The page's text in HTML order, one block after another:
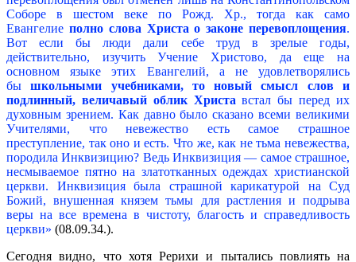
Соборе в шестом веке по Рожд. Хр., тогда как само
Евангелие полно слова Христа о законе перевоплощения.
Вот если бы люди дали себе труд в зрелые годы,
действительно, изучить Учение Христово, да еще на
основном языке этих Евангелий, а не удовлетворялись
бышкольными
учебниками, то новый смысл слов и
подлинный, величавый облик Христавстал бы перед их
духовным зрением. Как давно было сказано всеми великими
Учителями, что невежество есть самое страшное
преступление, так оно и есть. Что же, как не тьма невежества,
породила Инквизицию? Ведь Инквизиция — самое страшное,
несмываемое пятно на златотканных одеждах христианской
церкви. Инквизиция была страшной карикатурой на Суд
Божий, внушенная князем тьмы для растления и подрыва
веры на все времена в чистоту, благость и справедливость
церкви» (08.09.34.).
Сегодня видно, что хотя Рерихи и пытались повлиять на